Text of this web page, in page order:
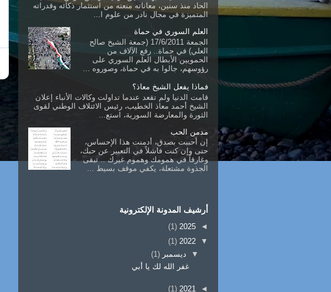
الحاد منذ سنين، معاناته منعته من استثمار ذكائه وقدراته
المتميزة في مجال نادر من علوم ا...
العلم السوري في حماة
الجمعة 17/6/2011 (جمعة الشيخ صالح
العلي) في حماة.. رفع الآلاف من
الحمويين الأبطال العلم السوري على
رؤوسهم، جالوا به في حماة، وصوروه ...
فماذا يفعل الشيخ معاذ؟
قامت الدنيا ولم تقعد عندما تداولت وكالات الأنباء إعلان
الشيخ أحمد معاذ الخطيب، رئيس الائتلاف الوطني لقوى
الثورة والمعارضة السورية، استع...
مدمن الحب
إن أحببت بصدق، أدمنت هذا الإحساس،
حتى وإن كنت فاشلاً في التعبير عن حبك،
وغارقاً في همومك وهموم غيرك .. تبقى
الجذوة مشتعلة، يكفي موقف بسيط ...
أرشيف المدونة الإلكترونية
◄
2025
(1)
▼
2022
(1)
▼ ديسمبر (1)
غفر الله لك يا أبي
◄
2021
(1)